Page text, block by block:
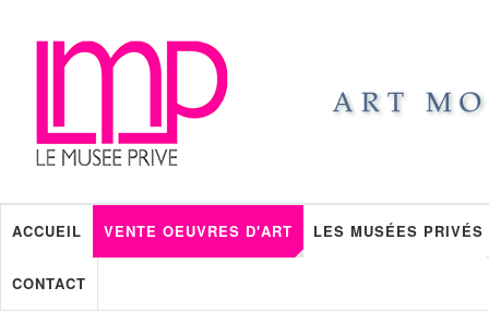
ACCUEIL VENTE OEUVRES D'ART LES MUSÉES PRIVÉS
CONTACT